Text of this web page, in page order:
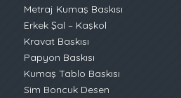
Metraj Kumaş Baskısı
Erkek Şal – Kaşkol
Kravat Baskısı
Papyon Baskısı
Kumaş Tablo Baskısı
Sim Boncuk Desen